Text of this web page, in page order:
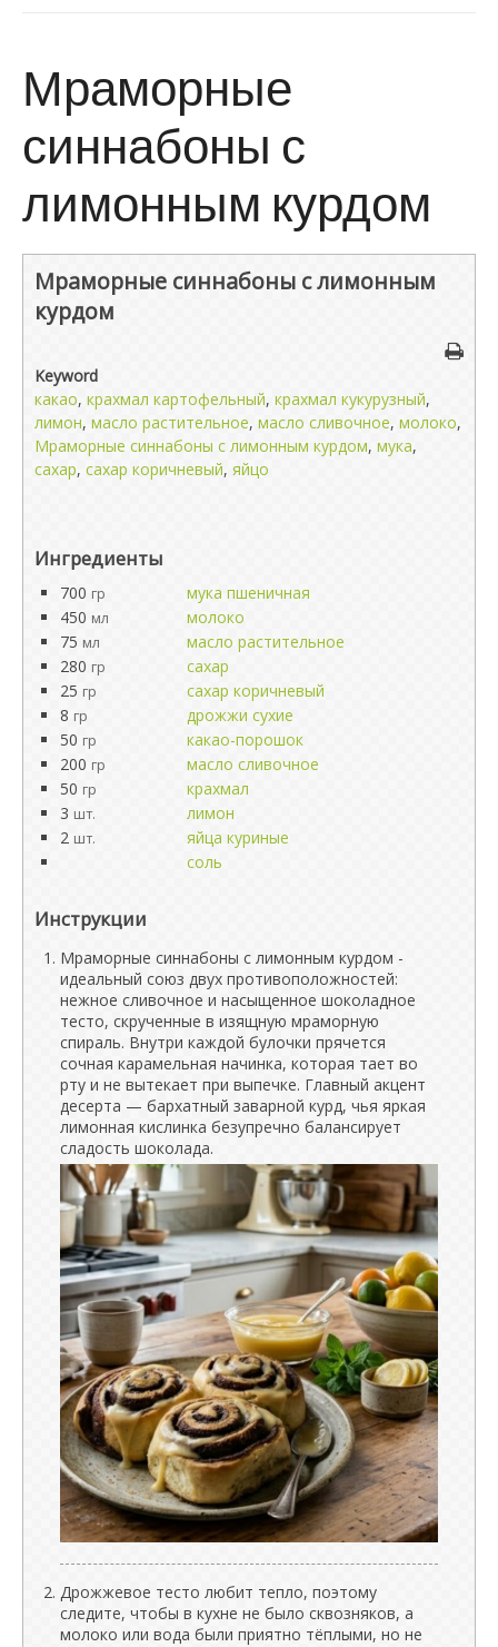
Мраморные
синнабоны с
лимонным курдом
Мраморные синнабоны с лимонным
курдом
Keyword
какао, крахмал картофельный, крахмал кукурузный,
лимон, масло растительное, масло сливочное, молоко,
Мраморные синнабоны с лимонным курдом, мука,
сахар, сахар коричневый, яйцо
Ингредиенты
700 гр
мука пшеничная
450 мл
молоко
75 мл
масло растительное
280 гр
сахар
25 гр
сахар коричневый
8 гр
дрожжи сухие
50 гр
какао-порошок
200 гр
масло сливочное
50 гр
крахмал
3 шт.
лимон
2 шт.
яйца куриные
соль
Инструкции
Мраморные синнабоны с лимонным курдом -
идеальный союз двух противоположностей:
нежное сливочное и насыщенное шоколадное
тесто, скрученные в изящную мраморную
спираль. Внутри каждой булочки прячется
сочная карамельная начинка, которая тает во
рту и не вытекает при выпечке. Главный акцент
десерта — бархатный заварной курд, чья яркая
лимонная кислинка безупречно балансирует
сладость шоколада.
Дрожжевое тесто любит тепло, поэтому
следите, чтобы в кухне не было сквозняков, а
молоко или вода были приятно тёплыми, но не